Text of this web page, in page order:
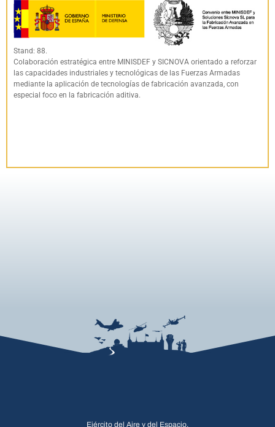
Stand: 88.
Colaboración estratégica entre MINISDEF y SICNOVA orientado a reforzar
las capacidades industriales y tecnológicas de las Fuerzas Armadas
mediante la aplicación de tecnologías de fabricación avanzada, con
especial foco en la fabricación aditiva.
Ejército del Aire y del Espacio.